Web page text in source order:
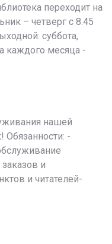
переходит на
– четверг с 8.45
суббота,
каждого месяца -
нашей
Обязанности: -
и
и читателей-